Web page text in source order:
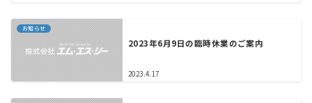
お知らせ
2023年6月9日の臨時休業のご案内
2023.4.17